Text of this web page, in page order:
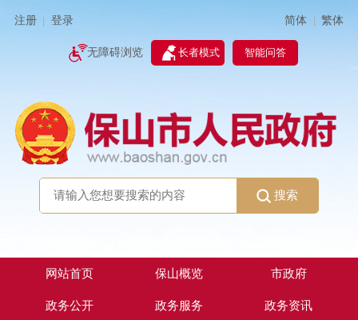
注册 登录 简体 | 繁体
无障碍浏览 长者模式 智能问答
搜索
网站首页 保山概览 市政府
政务公开 政务服务 政务资讯